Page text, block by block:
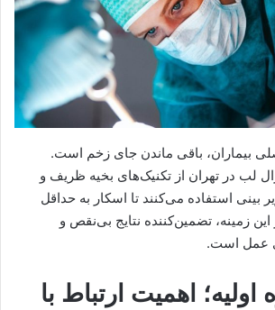
بیماران، باقی ماندن جای زخم است.
لب در تهران از تکنیک‌های بخیه ظریف و
استفاده می‌کنند تا اسکار به حداقل
زمینه، تضمین‌کننده نتایج بی‌نقص و
عمل است.
اولیه؛ اهمیت ارتباط با